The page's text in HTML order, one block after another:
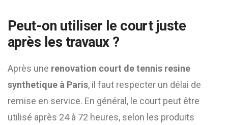
Peut-on utiliser le court juste
après les travaux ?
Après une renovation court de tennis resine
synthetique à Paris, il faut respecter un délai de
remise en service. En général, le court peut être
utilisé après 24 à 72 heures, selon les produits